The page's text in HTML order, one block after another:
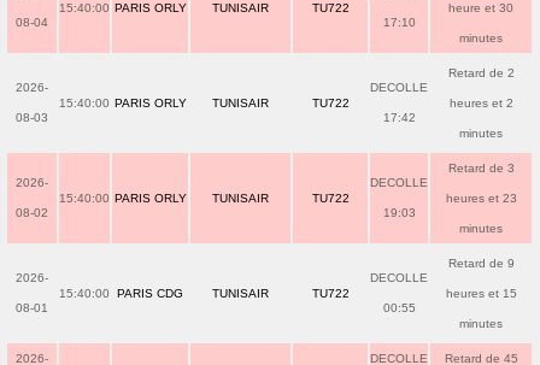
08-04
15:40:00 PARIS ORLY TUNISAIR TU722
17:10
heure et 30
minutes
2026-
08-03
15:40:00 PARIS ORLY TUNISAIR TU722
DECOLLE
17:42
Retard de 2
heures et 2
minutes
2026-
08-02
15:40:00 PARIS ORLY TUNISAIR TU722
DECOLLE
19:03
Retard de 3
heures et 23
minutes
2026-
08-01
15:40:00 PARIS CDG TUNISAIR TU722
DECOLLE
00:55
Retard de 9
heures et 15
minutes
2026- DECOLLE Retard de 45